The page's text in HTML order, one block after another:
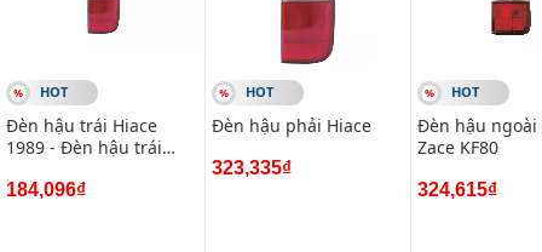
HOT
Đèn hậu trái Hiace
1989 - Đèn hậu trái
184,096₫
HOT
Đèn hậu phải Hiace
323,335₫
HOT
Đèn hậu ngoài
Zace KF80
324,615₫